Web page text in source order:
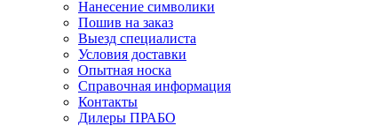
Нанесение символики
Пошив на заказ
Выезд специалиста
Условия доставки
Опытная носка
Справочная информация
Контакты
Дилеры ПРАБО